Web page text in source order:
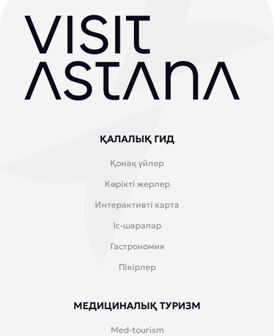
ҚАЛАЛЫҚ ГИД
Қонақ үйлер
Көрікті жерлер
Интерактивті карта
Іс-шаралар
Гастрономия
Пікірлер
МЕДИЦИНАЛЫҚ ТУРИЗМ
Med-tourism